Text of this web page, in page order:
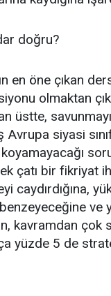
doğru?
en öne çıkan
olmaktan
üstte,
siyasi
koyamayacağı
çatı bir fikriyat
caydırdığına,
ve
kavramdan
yüzde 5 de